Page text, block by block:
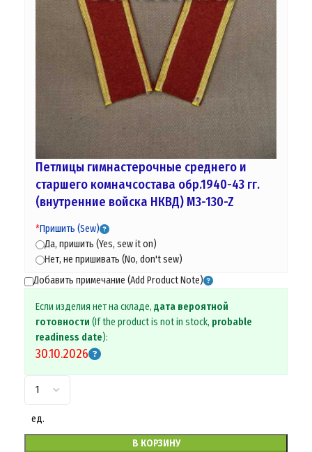
Петлицы гимнастерочные среднего и
старшего комначсостава обр.1940-43 гг.
(внутренние войска НКВД) M3-130-Z
*Пришить (Sew)
Да, пришить (Yes, sew it on)
Нет, не пришивать (No, don't sew)
Добавить примечание (Add Product Note)
Если изделия нет на складе, дата вероятной
готовности (If the product is not in stock, probable
readiness date):
30.10.2026
ед.
В КОРЗИНУ